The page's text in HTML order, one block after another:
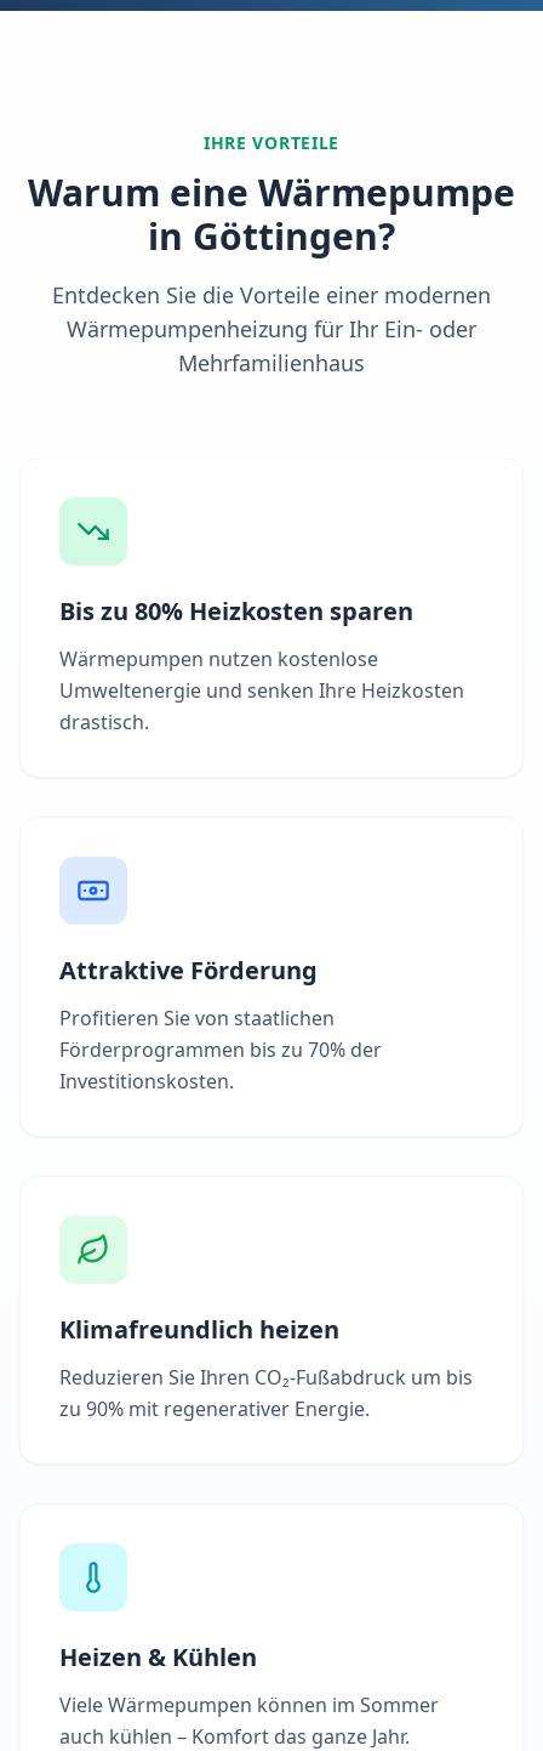
IHRE VORTEILE
Warum eine Wärmepumpe
in Göttingen?
Entdecken Sie die Vorteile einer modernen
Wärmepumpenheizung für Ihr Ein- oder
Mehrfamilienhaus
Bis zu 80% Heizkosten sparen
Wärmepumpen nutzen kostenlose
Umweltenergie und senken Ihre Heizkosten
drastisch.
Attraktive Förderung
Profitieren Sie von staatlichen
Förderprogrammen bis zu 70% der
Investitionskosten.
Klimafreundlich heizen
Reduzieren Sie Ihren CO₂-Fußabdruck um bis
zu 90% mit regenerativer Energie.
Heizen & Kühlen
Viele Wärmepumpen können im Sommer
auch kühlen – Komfort das ganze Jahr.